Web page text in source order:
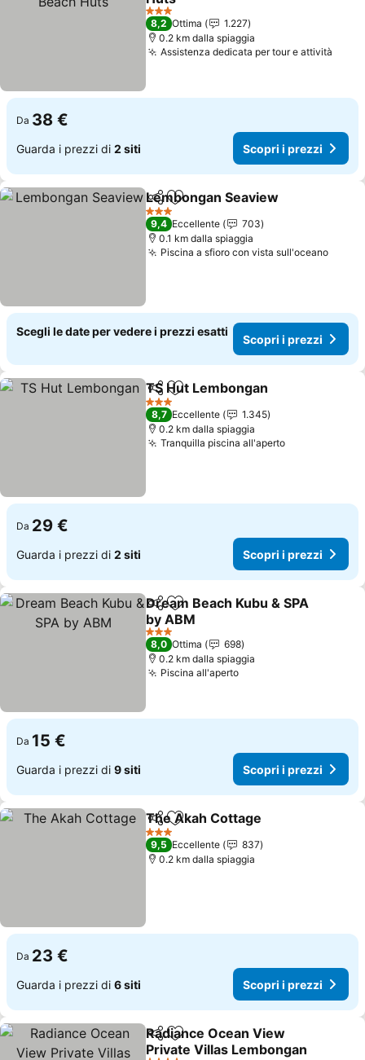
3 Stelle
8,2 Ottima
1.227
0.2 km dalla spiaggia
Assistenza dedicata per tour e attività
Da 38 €
Guarda i prezzi di 2 siti Scopri i prezzi
CondividiAggiungi ai preferiti
Lembongan Seaview
3 Stelle
9,4 Eccellente
703
0.1 km dalla spiaggia
Piscina a sfioro con vista sull'oceano
Scegli le date per vedere i prezzi esatti
Scopri i prezzi
CondividiAggiungi ai preferiti
TS Hut Lembongan
3 Stelle
8,7 Eccellente
1.345
0.2 km dalla spiaggia
Tranquilla piscina all'aperto
Da 29 €
Guarda i prezzi di 2 siti Scopri i prezzi
CondividiAggiungi ai preferiti
Dream Beach Kubu & SPA
by ABM
3 Stelle
8,0 Ottima
698
0.2 km dalla spiaggia
Piscina all'aperto
Da 15 €
Guarda i prezzi di 9 siti Scopri i prezzi
CondividiAggiungi ai preferiti
The Akah Cottage
3 Stelle
9,5 Eccellente
837
0.2 km dalla spiaggia
Da 23 €
Guarda i prezzi di 6 siti Scopri i prezzi
CondividiAggiungi ai preferiti
Radiance Ocean View
Private Villas Lembongan